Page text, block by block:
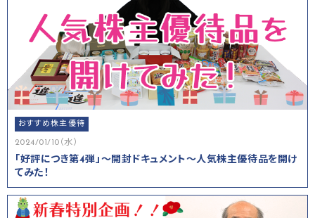
おすすめ株主優待
2024/01/10（水）
「好評につき第4弾」～開封ドキュメント～人気株主優待品を開け
てみた！